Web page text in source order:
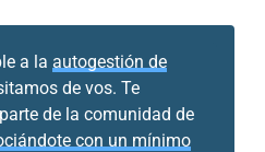
a la autogestión de
de vos. Te
de la comunidad de
con un mínimo